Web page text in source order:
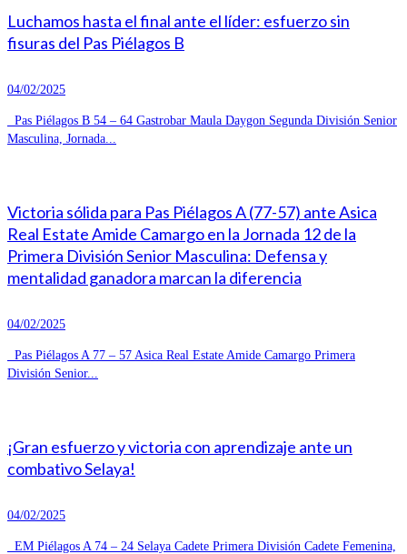
Luchamos hasta el final ante el líder: esfuerzo sin
fisuras del Pas Piélagos B
04/02/2025
Pas Piélagos B 54 – 64 Gastrobar Maula Daygon Segunda División Senior
Masculina, Jornada...
Victoria sólida para Pas Piélagos A (77-57) ante Asica
Real Estate Amide Camargo en la Jornada 12 de la
Primera División Senior Masculina: Defensa y
mentalidad ganadora marcan la diferencia
04/02/2025
Pas Piélagos A 77 – 57 Asica Real Estate Amide Camargo Primera
División Senior...
¡Gran esfuerzo y victoria con aprendizaje ante un
combativo Selaya!
04/02/2025
EM Piélagos A 74 – 24 Selaya Cadete Primera División Cadete Femenina,